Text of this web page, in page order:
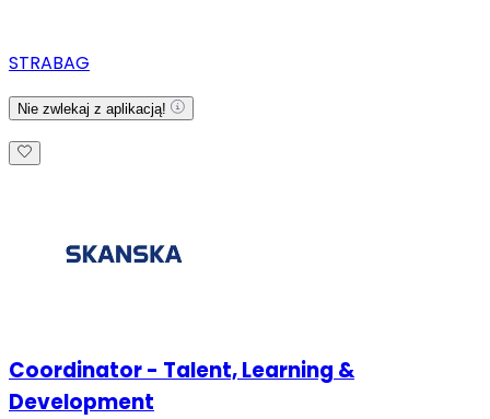
STRABAG
Nie zwlekaj z aplikacją!
Coordinator - Talent, Learning &
Development